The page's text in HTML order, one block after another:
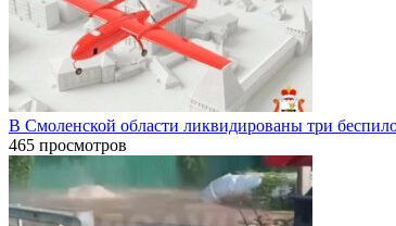
В Смоленской области ликвидированы три
465 просмотров